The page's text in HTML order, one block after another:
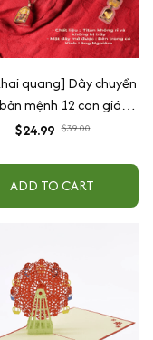
quang] Dây chuyền
mệnh 12 con giáp -
chuyền tài lộc - Đi kèm
$24.99 $39.00
ADD TO CART